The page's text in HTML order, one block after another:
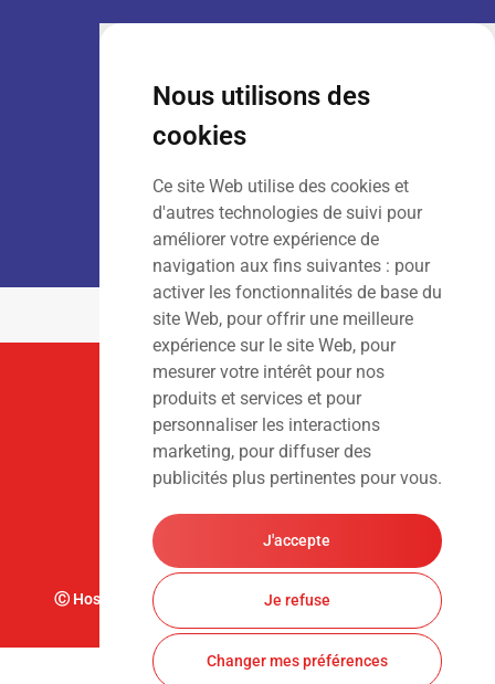
Nous utilisons des
cookies
Ce site Web utilise des cookies et
d'autres technologies de suivi pour
améliorer votre expérience de
navigation aux fins suivantes : pour
activer les fonctionnalités de base du
site Web, pour offrir une meilleure
expérience sur le site Web, pour
mesurer votre intérêt pour nos
produits et services et pour
personnaliser les interactions
marketing, pour diffuser des
publicités plus pertinentes pour vous.
J'accepte
Je refuse
Changer mes préférences
: 9h00 – 13h00
Dim: Fermé
LOCATION :
Lun – Ven: 7h00 – 18h00
Sam – Dim
: Fermé
Suivez-Nous
Ⓒ Hoslet Frédéric S.A. Tous droits réservés. Design par